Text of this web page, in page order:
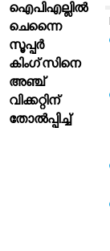
ഐപിഎല്ലില്‍
ചെന്നൈ
സൂപ്പര്‍
കിംഗ്‌സിനെ
അഞ്ച്
വിക്കറ്റിന്
തോല്‍പ്പിച്ച്